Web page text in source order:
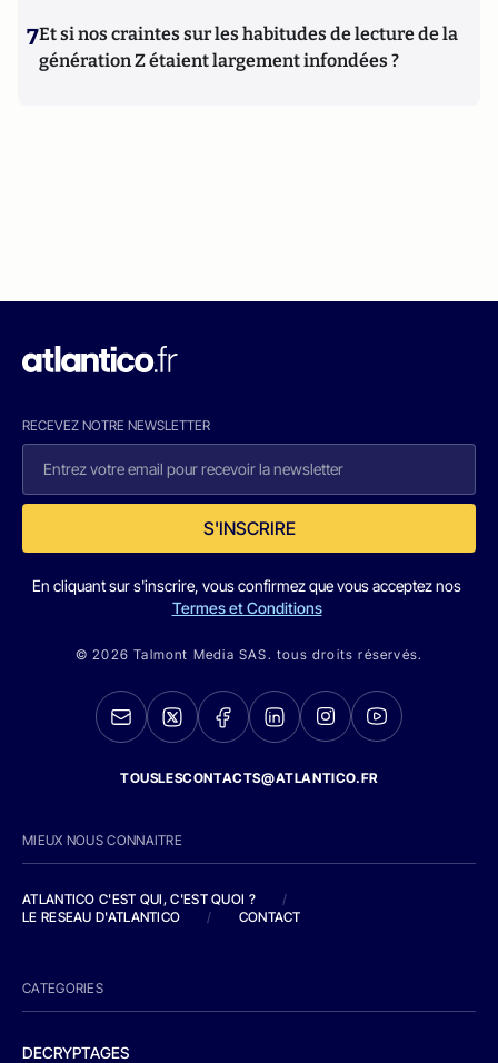
7Et si nos craintes sur les habitudes de lecture de la
génération Z étaient largement infondées ?
RECEVEZ NOTRE NEWSLETTER
S'INSCRIRE
En cliquant sur s'inscrire, vous confirmez que vous acceptez nos
Termes et Conditions
© 2026 Talmont Media SAS. tous droits réservés.
TOUSLESCONTACTS@ATLANTICO.FR
MIEUX NOUS CONNAITRE
ATLANTICO C'EST QUI, C'EST QUOI ?
/
LE RESEAU D'ATLANTICO
/ CONTACT
CATEGORIES
DECRYPTAGES